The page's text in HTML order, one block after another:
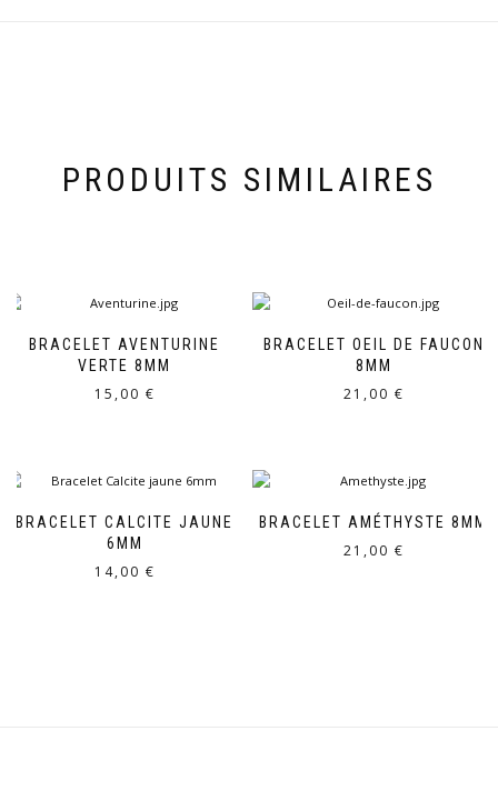
PRODUITS SIMILAIRES
BRACELET AVENTURINE
VERTE 8MM
15,00 €
BRACELET OEIL DE FAUCON
8MM
21,00 €
BRACELET CALCITE JAUNE
6MM
14,00 €
BRACELET AMÉTHYSTE 8MM
21,00 €